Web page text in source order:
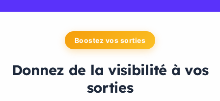
Boostez vos sorties
Donnez de la visibilité à vos
sorties